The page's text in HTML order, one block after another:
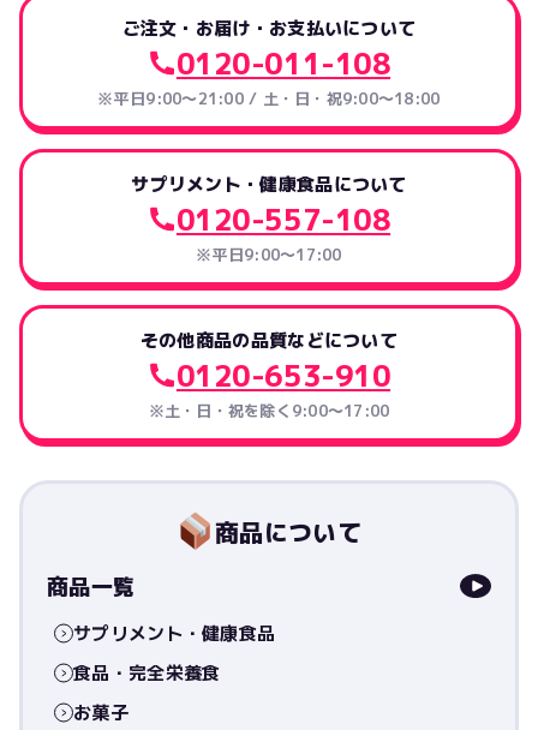
ご注文・お届け・お支払いについて
0120-011-108
※平日9:00～21:00 / 土・日・祝9:00～18:00
サプリメント・健康食品について
0120-557-108
※平日9:00～17:00
その他商品の品質などについて
0120-653-910
※土・日・祝を除く9:00〜17:00
商品について
商品一覧
サプリメント・健康食品
食品・完全栄養食
お菓子